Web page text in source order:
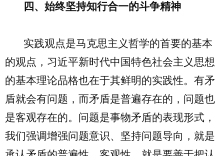
四、始终坚持知行合一的斗争精神
实践观点是马克思主义哲学的首要的基本
的观点，习近平新时代中国特色社会主义思想
的基本理论品格也在于其鲜明的实践性。有矛
盾就会有问题，而矛盾是普遍存在的，问题也
是客观存在的。问题是事物矛盾的表现形式，
我们强调增强问题意识、坚持问题导向，就是